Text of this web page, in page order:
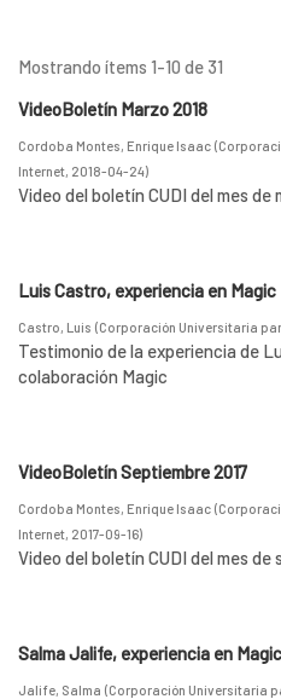
Mostrando ítems 1-10 de 31
VideoBoletín Marzo 2018
Cordoba Montes, Enrique Isaac (
Internet, 2018-04-24)
Video del boletín CUDI del mes de
Luis Castro, experiencia en Magic
Castro, Luis (Corporación Universitaria
Testimonio de la experiencia de
colaboración Magic
VideoBoletín Septiembre 2017
Cordoba Montes, Enrique Isaac (
Internet, 2017-09-16)
Video del boletín CUDI del mes de
Salma Jalife, experiencia en Magic
Jalife, Salma (Corporación Universitaria